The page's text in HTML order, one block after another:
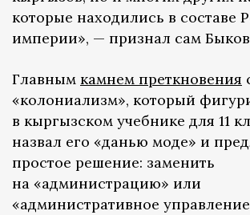
которые находились в составе
империи», — признал сам
Главным камнем преткновения
«колониализм», который
в кыргызском учебнике для 11
назвал его «данью моде» и
простое решение: заменить
на «администрацию» или
«административное